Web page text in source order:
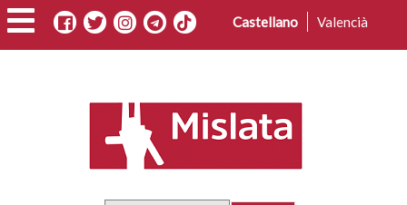
Pasar
al
contenido
Castellano Valencià